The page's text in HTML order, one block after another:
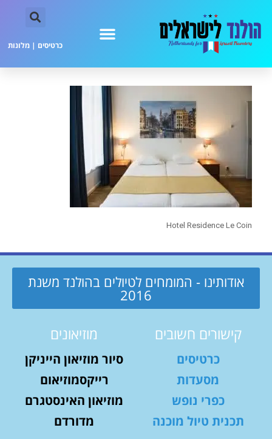
כרטיסים | מלונות
Hotel Residence Le Coin
אודותינו - המומחים לטיולים בהולנד משנת
2016
קישורים חשובים
כרטיסים
מסעדות
כפרי נופש
תכנית טיול מוכנה
מוזיאונים
סיור מוזיאון הייניקן
רייקסמוזיאום
מוזיאון האינסטגרם
מדורדם